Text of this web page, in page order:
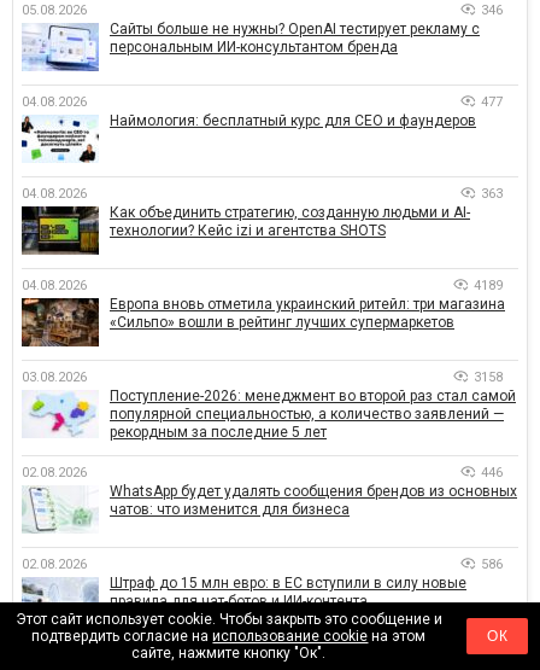
05.08.2026 346
Сайты больше не нужны? OpenAI тестирует рекламу с
персональным ИИ-консультантом бренда
04.08.2026 477
Наймология: бесплатный курс для CEO и фаундеров
04.08.2026 363
Как объединить стратегию, созданную людьми и AI-
технологии? Кейс izi и агентства SHOTS
04.08.2026 4189
Европа вновь отметила украинский ритейл: три магазина
«Сильпо» вошли в рейтинг лучших супермаркетов
03.08.2026 3158
Поступление-2026: менеджмент во второй раз стал самой
популярной специальностью, а количество заявлений —
рекордным за последние 5 лет
02.08.2026 446
WhatsApp будет удалять сообщения брендов из основных
чатов: что изменится для бизнеса
02.08.2026 586
Штраф до 15 млн евро: в ЕС вступили в силу новые
правила для чат-ботов и ИИ-контента
662
Этот сайт использует cookie. Чтобы закрыть это сообщение и
подтвердить согласие наиспользование cookie на этом
сайте, нажмите кнопку "Ок".
ОК